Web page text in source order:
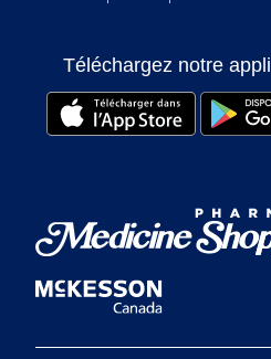
Téléchargez notre appli